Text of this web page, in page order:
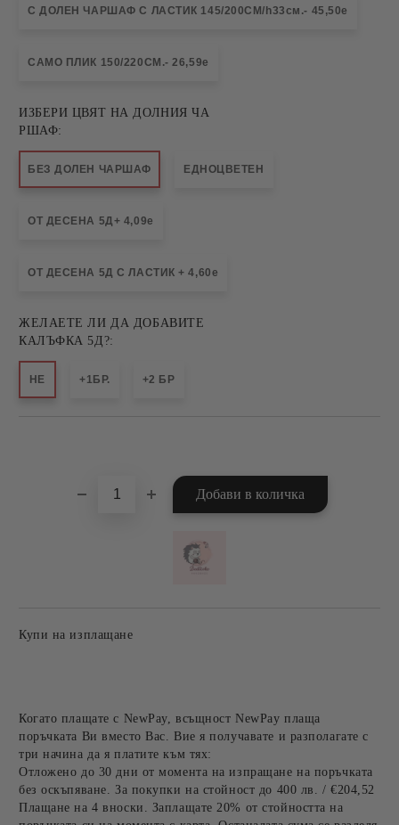
С ДОЛЕН ЧАРШАФ С ЛАСТИК 145/200СМ/h33см.- 45,50e
САМО ПЛИК 150/220СМ.- 26,59e
ИЗБЕРИ ЦВЯТ НА ДОЛНИЯ ЧА
РШАФ:
БЕЗ ДОЛЕН ЧАРШАФ ЕДНОЦВЕТЕН
ОТ ДЕСЕНА 5Д+ 4,09e
ОТ ДЕСЕНА 5Д С ЛАСТИК + 4,60e
ЖЕЛАЕТЕ ЛИ ДА ДОБАВИТЕ
КАЛЪФКА 5Д?:
НЕ +1БР. +2 БР
Купи на изплащане
Когато плащате с NewPay, всъщност NewPay плаща
поръчката Ви вместо Вас. Вие я получавате и разполагате с
три начина да я платите към тях:
Отложено до 30 дни от момента на изпращане на поръчката
без оскъпяване. За покупки на стойност до 400 лв. / €204,52
Плащане на 4 вноски. Заплащате 20% от стойността на